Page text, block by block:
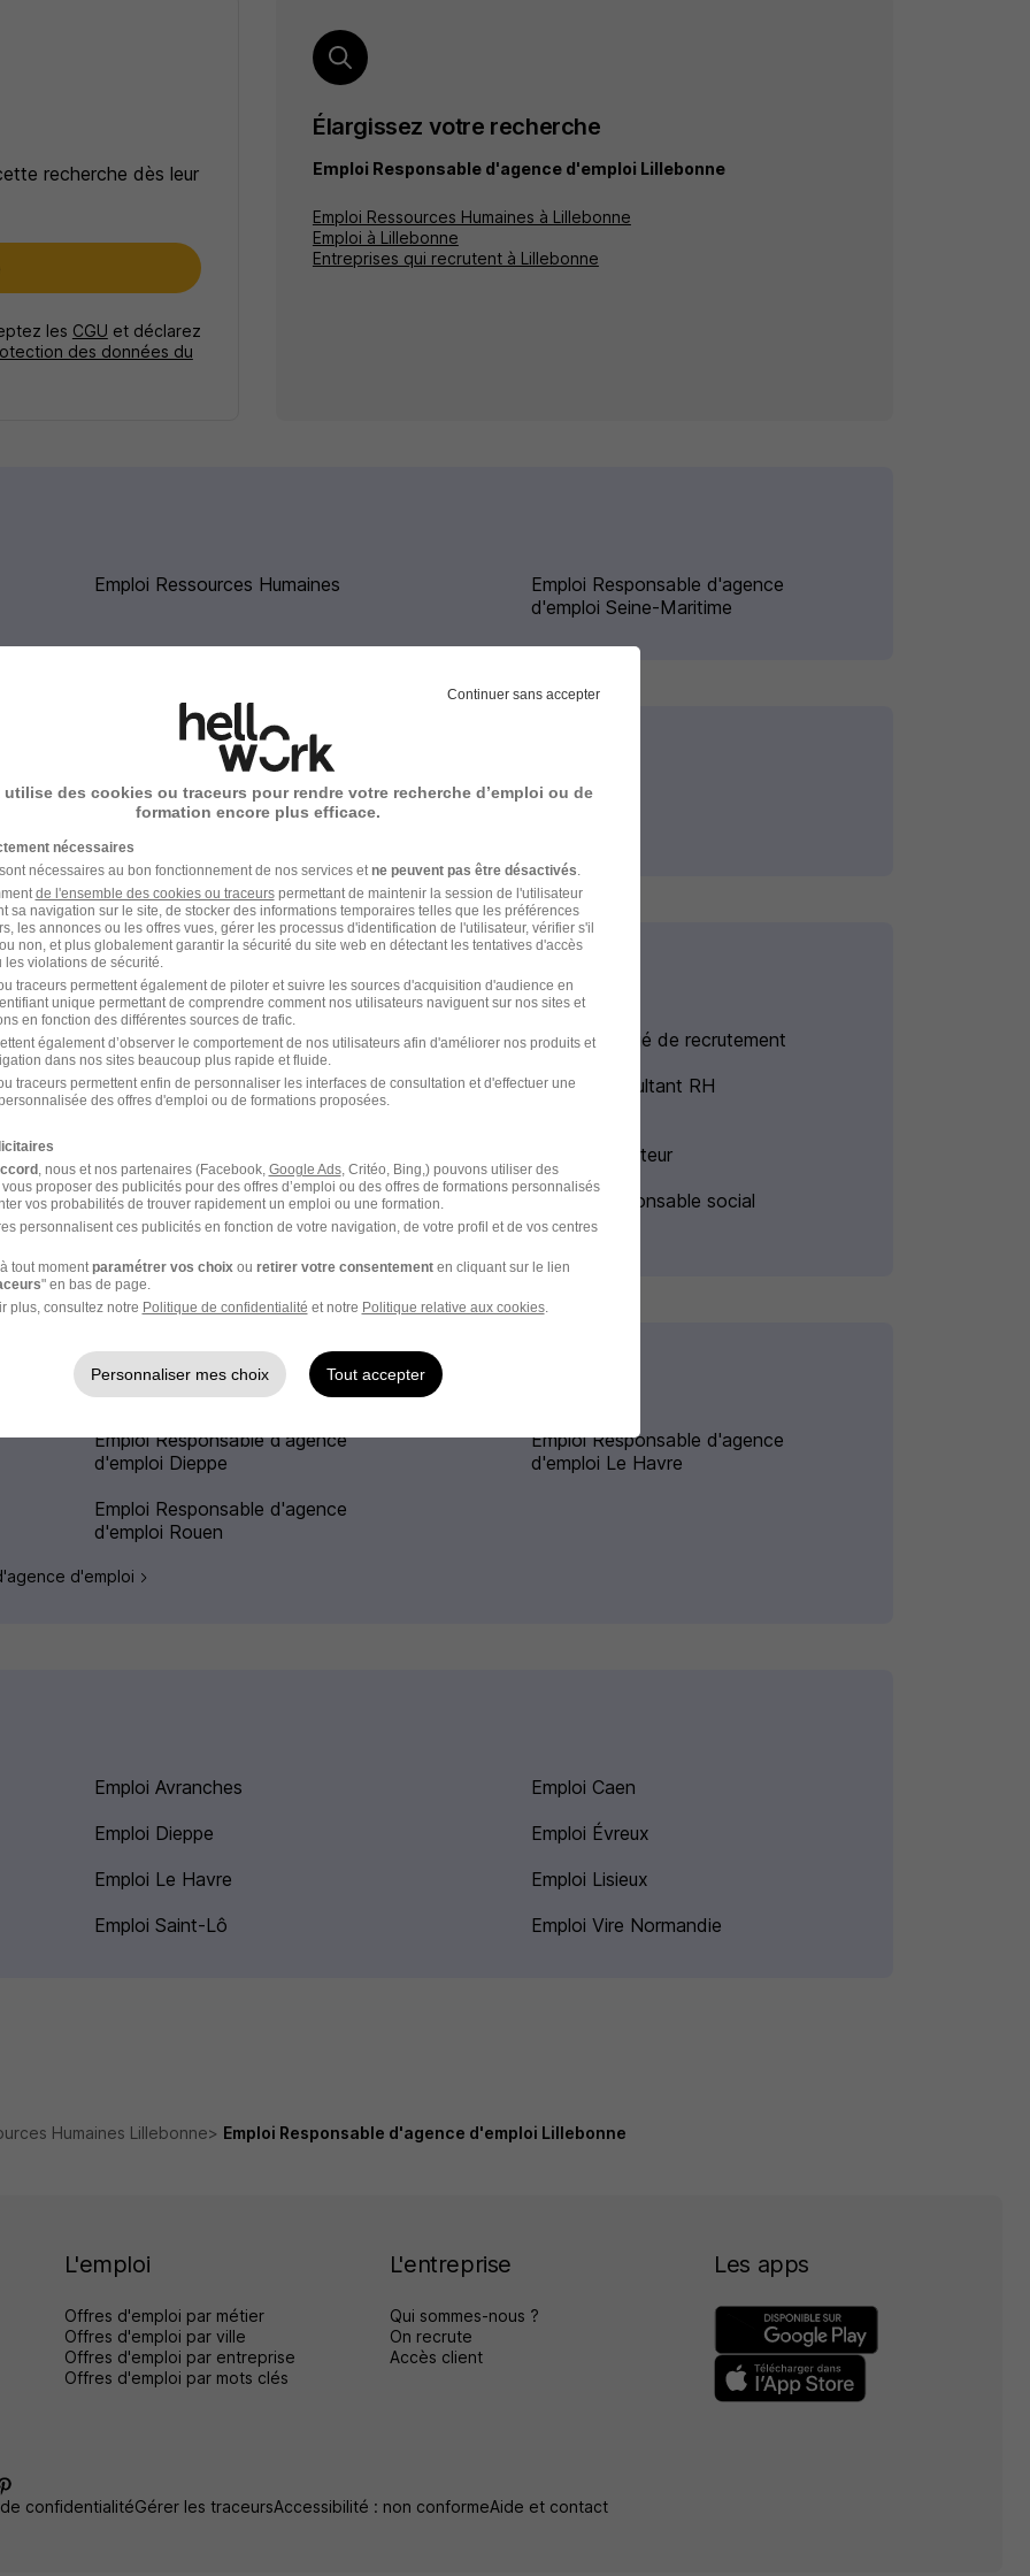
recherche dès leur
les CGU et déclarez
des données du
Élargissez votre recherche
Emploi Responsable d'agence d'emploi Lillebonne
Emploi Ressources Humaines à Lillebonne
Emploi à Lillebonne
Entreprises qui recrutent à Lillebonne
Emploi Ressources Humaines
Emploi Responsable d'agence
d'emploi Seine-Maritime
dans le domaine Ressources Humaines
Emploi Assistant RH
Emploi Chargé de recrutement
Emploi Consultant en recrutement Emploi Consultant RH
Emploi Recruteur
Emploi Responsable paie Emploi Responsable social
d'emploi dans les autres villes
Emploi Responsable d'agence
d'emploi Dieppe
Emploi Responsable d'agence
d'emploi Le Havre
Emploi Responsable d'agence
d'emploi Rouen
d'emploi
Emploi Avranches
Emploi Caen
Emploi Dieppe
Emploi Évreux
Emploi Le Havre
Emploi Lisieux
Emploi Saint-Lô Emploi Vire Normandie
Humaines Lillebonne Emploi Responsable d'agence d'emploi Lillebonne
L'emploi
Offres d'emploi par métier
Offres d'emploi par ville
Offres d'emploi par entreprise
Offres d'emploi par mots clés
L'entreprise
Qui sommes-nous ?
On recrute
Accès client
Les apps
confidentialitéGérer les traceursAccessibilité : non conformeAide et contact
Continuer sans accepter
utilise des cookies ou traceurs pour rendre votre recherche d’emploi ou de
formation encore plus efficace.
nécessaires
nécessaires au bon fonctionnement de nos services etne peuvent pas être désactivés.
de l'ensemble des cookies ou traceurspermettant de maintenir la session de l'utilisateur
sa navigation sur le site, de stocker des informations temporaires telles que les préférences
les annonces ou les offres vues, gérer les processus d'identification de l'utilisateur, vérifier s'il
non, et plus globalement garantir la sécurité du site web en détectant les tentatives d'accès
les violations de sécurité.
traceurs permettent également de piloter et suivre les sources d'acquisition d'audience en
unique permettant de comprendre comment nos utilisateurs naviguent sur nos sites et
en fonction des différentes sources de trafic.
également d’observer le comportement de nos utilisateurs afin d'améliorer nos produits et
dans nos sites beaucoup plus rapide et fluide.
traceurs permettent enfin de personnaliser les interfaces de consultation et d'effectuer une
des offres d'emploi ou de formations proposées.
, nous et nos partenaires (Facebook, Google Ads, Critéo, Bing,) pouvons utiliser des
proposer des publicités pour des offres d’emploi ou des offres de formations personnalisés
vos probabilités de trouver rapidement un emploi ou une formation.
personnalisent ces publicités en fonction de votre navigation, de votre profil et de vos centres
tout momentparamétrer vos choixou retirer votre consentementen cliquant sur le lien
" en bas de page.
plus, consultez notre Politique de confidentialité et notre Politique relative aux cookies.
Personnaliser mes choix Tout accepter